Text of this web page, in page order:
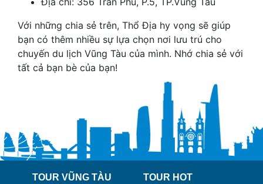
Với những chia sẻ trên, Thổ Địa hy vọng sẽ giúp
bạn có thêm nhiều sự lựa chọn nơi lưu trú cho
chuyến du lịch Vũng Tàu của mình. Nhớ chia sẻ với
tất cả bạn bè của bạn!
TOUR VŨNG TÀU TOUR HOT